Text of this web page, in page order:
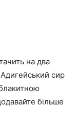
на два
сир
більше